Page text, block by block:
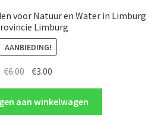
voor Natuur en Water in Limburg
Limburg
AANBIEDING!
€6.00 Oorspronkelijke
prijs
was:
€6.00.
€3.00
prijs
is:
€3.00.
aan winkelwagen